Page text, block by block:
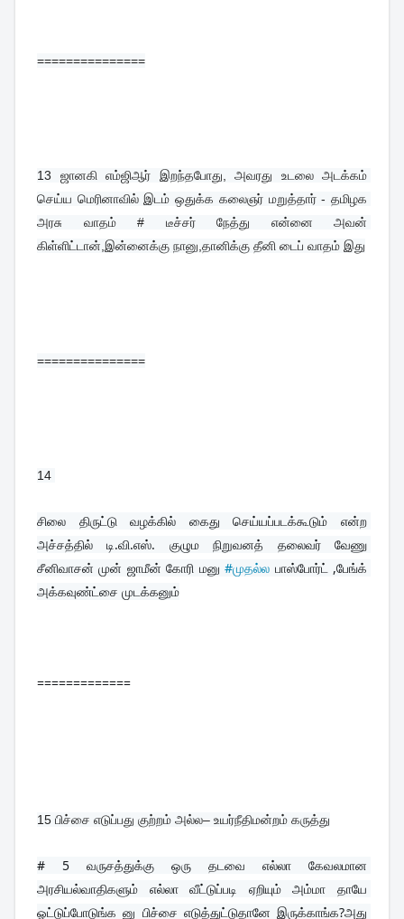
===============
13 ஜானகி எம்ஜிஆர் இறந்தபோது, அவரது உடலை அடக்கம்
செய்ய மெரினாவில் இடம் ஒதுக்க கலைஞர் மறுத்தார் - தமிழக
அரசு வாதம் # டீச்சர் நேத்து என்னை அவன்
கிள்ளிட்டான்,இன்னைக்கு நானு,தானிக்கு தீனி டைப் வாதம் இது
===============
14
சிலை திருட்டு வழக்கில் கைது செய்யப்படக்கூடும் என்ற
அச்சத்தில் டி.வி.எஸ். குழும நிறுவனத் தலைவர் வேணு
சீனிவாசன் முன் ஜாமீன் கோரி மனு #முதல்ல பாஸ்போர்ட் ,பேங்க்
அக்கவுண்ட்சை முடக்கனும்
=============
15 பிச்சை எடுப்பது குற்றம் அல்ல– உயர்நீதிமன்றம் கருத்து
# 5 வருசத்துக்கு ஒரு தடவை எல்லா கேவலமான
அரசியல்வாதிகளும் எல்லா வீட்டுப்படி ஏறியும் அம்மா தாயே
ஓட்டுப்போடுங்க னு பிச்சை எடுத்துட்டுதானே இருக்காங்க?அது